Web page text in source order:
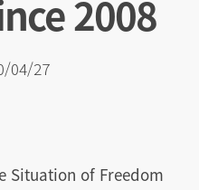
2008
04/27
Situation of Freedom